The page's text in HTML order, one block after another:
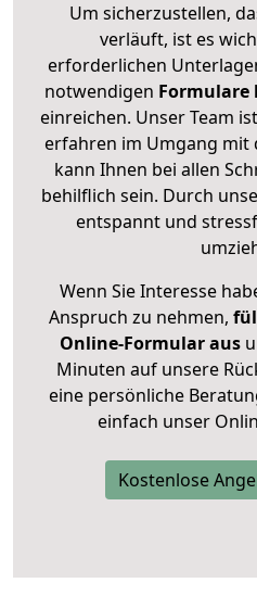
Um sicherzustellen,
verläuft, ist es
erforderlichen
notwendigen Formulare
einreichen. Unser Team ist
erfahren im Umgang mit
kann Ihnen bei allen
behilflich sein. Durch
entspannt und
Wenn Sie Interesse
Anspruch zu nehmen,
Online-Formular aus
Minuten auf unsere
eine persönliche
einfach unser
Kostenlose